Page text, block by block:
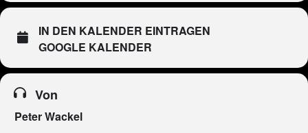
IN DEN KALENDER EINTRAGEN
GOOGLE KALENDER
Von
Peter Wackel